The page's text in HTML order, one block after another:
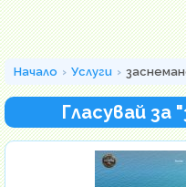
Начало Услуги
Гласувай за